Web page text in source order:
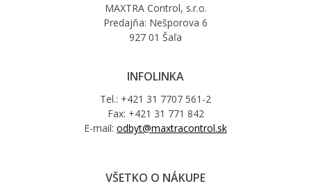
MAXTRA Control, s.r.o.
Predajňa: Nešporova 6
927 01 Šaľa
INFOLINKA
Tel.: +421 31 7707 561-2
Fax: +421 31 771 842
E-mail: odbyt@maxtracontrol.sk
VŠETKO O NÁKUPE